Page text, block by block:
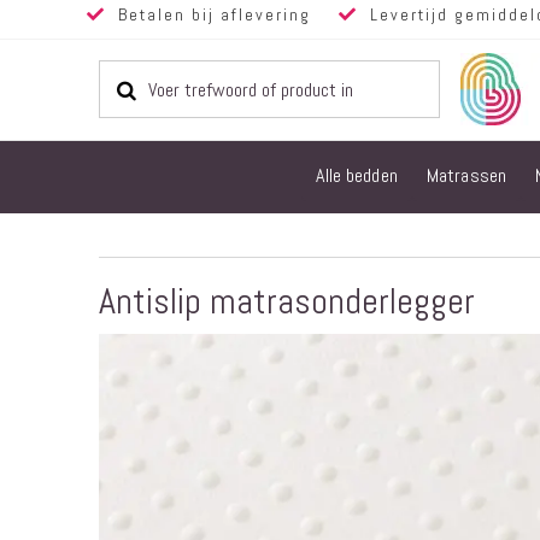
Betalen bij aflevering Levertijd
Alle bedden Matrassen
Antislip matrasonderlegger
naar